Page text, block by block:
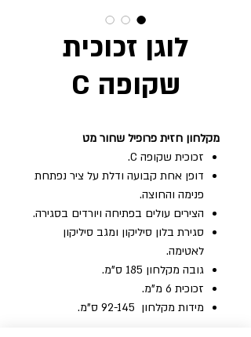
לוגן זכוכית
שקופה C
מקלחון חזית פרופיל שחור מט
זכוכית שקופה C.
דופן אחת קבועה ודלת על ציר נפתחת
פנימה והחוצה.
הצירים עולים בפתיחה ויורדים בסגירה.
סגירת בלון סיליקון ומגב סיליקון
לאטימה.
גובה‭ ‬מקלחון ‬185 ‬ס"מ‭. ‬
זכוכית‭ ‬6‭ ‬מ"מ‭. ‬
מידות ‬מקלחון ‭ 92-145 ‬ס"מ‭. ‬